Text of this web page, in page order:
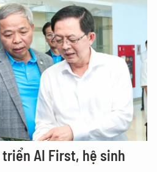
AI First, hệ sinh